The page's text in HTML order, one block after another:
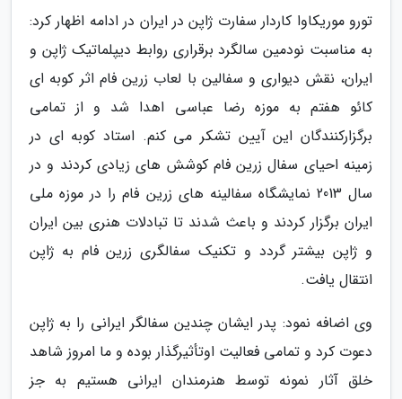
تورو موریکاوا کاردار سفارت ژاپن در ایران در ادامه اظهار کرد:
به مناسبت نودمین سالگرد برقراری روابط دیپلماتیک ژاپن و
ایران، نقش دیواری و سفالین با لعاب زرین فام اثر کوبه ای
کائو هفتم به موزه رضا عباسی اهدا شد و از تمامی
برگزارکنندگان این آیین تشکر می کنم. استاد کوبه ای در
زمینه احیای سفال زرین فام کوشش های زیادی کردند و در
سال 2013 نمایشگاه سفالینه های زرین فام را در موزه ملی
ایران برگزار کردند و باعث شدند تا تبادلات هنری بین ایران
و ژاپن بیشتر گردد و تکنیک سفالگری زرین فام به ژاپن
انتقال یافت.
وی اضافه نمود: پدر ایشان چندین سفالگر ایرانی را به ژاپن
دعوت کرد و تمامی فعالیت اوتأثیرگذار بوده و ما امروز شاهد
خلق آثار نمونه توسط هنرمندان ایرانی هستیم به جز